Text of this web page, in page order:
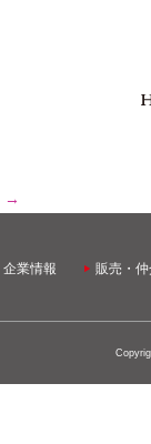
→
企業情報 販売・